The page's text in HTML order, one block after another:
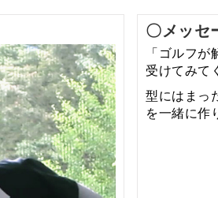
〇メッセ
「ゴルフ
受けてみて
型にはまっ
を一緒に作